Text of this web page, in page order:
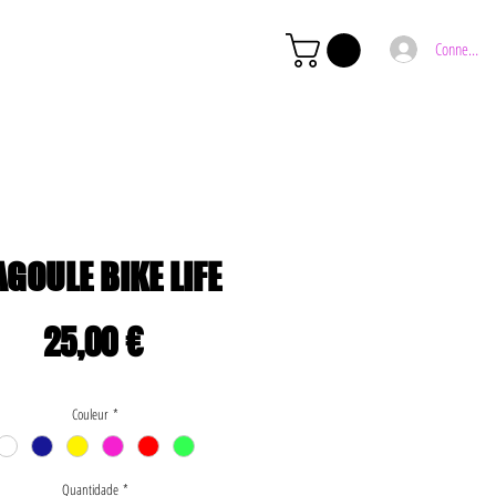
Connexion
BIKE LIFE
25,00 €Preço
Couleur *
Quantidade *